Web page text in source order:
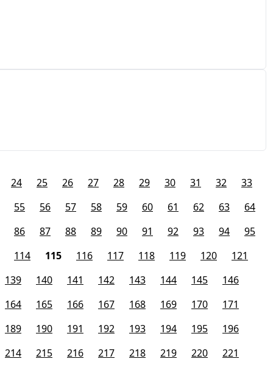
24 25 26 27 28 29 30 31 32
33
55 56 57 58 59 60 61 62 63
64
86 87 88 89 90 91 92 93 94
95
114 115 116 117 118 119 120
121
139 140 141 142 143 144 145
146
164 165 166 167 168 169 170
171
189 190 191 192 193 194 195
196
214 215 216 217 218 219 220 221